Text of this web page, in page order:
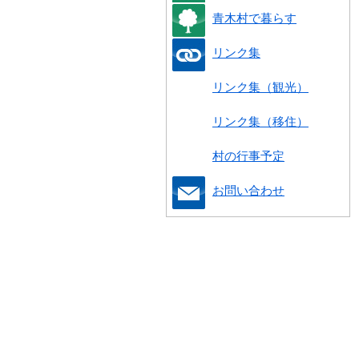
青木村で暮らす
リンク集
リンク集（観光）
リンク集（移住）
村の行事予定
お問い合わせ